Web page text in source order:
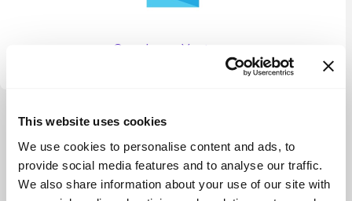
This website uses cookies
We use cookies to personalise content and ads, to
provide social media features and to analyse our traffic.
We also share information about your use of our site with
Crossbeam Ventures
Ver más